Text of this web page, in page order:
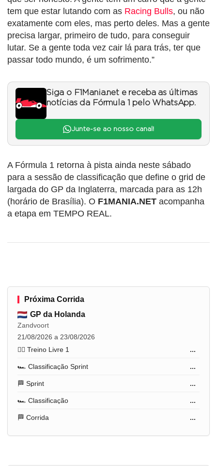
tem que estar lutando com as Racing Bulls, ou não
exatamente com eles, mas perto deles. Mas a gente
precisa largar, primeiro de tudo, para conseguir
lutar. Se a gente toda vez cair lá para trás, ter que
passar todo mundo, é um sofrimento.”
Siga o F1Mania.net e receba as últimas
notícias da Fórmula 1 pelo WhatsApp.
Junte-se ao nosso canal!
A Fórmula 1 retorna à pista ainda neste sábado
para a sessão de classificação que define o grid de
largada do GP da Inglaterra, marcada para as 12h
(horário de Brasília). O F1MANIA.NET acompanha
a etapa em TEMPO REAL.
Próxima Corrida
GP da Holanda
Zandvoort
21/08/2026 a 23/08/2026
🏋️‍♂️ Treino Livre 1
...
🏎️ Classificação Sprint ...
🏁 Sprint ...
🏎️ Classificação ...
🏁 Corrida ...